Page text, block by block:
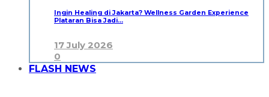
Ingin Healing di Jakarta? Wellness Garden Experience
Plataran Bisa Jadi…
17 July 2026
0
FLASH NEWS